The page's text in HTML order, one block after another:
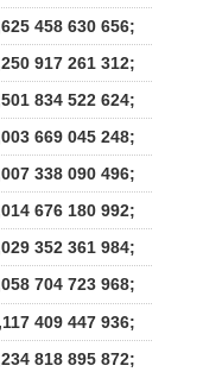
458 630 656;
917 261 312;
834 522 624;
669 045 248;
338 090 496;
676 180 992;
352 361 984;
704 723 968;
409 447 936;
818 895 872;